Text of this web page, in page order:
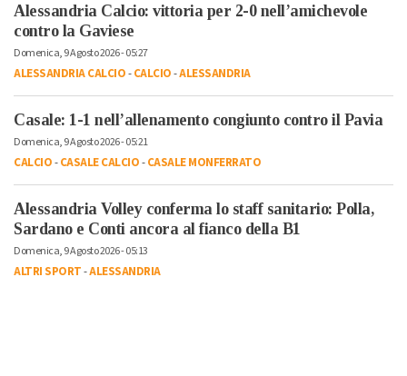
Alessandria Calcio: vittoria per 2-0 nell’amichevole
contro la Gaviese
Domenica, 9 Agosto 2026 - 05:27
ALESSANDRIA CALCIO-CALCIO-ALESSANDRIA
Casale: 1-1 nell’allenamento congiunto contro il Pavia
Domenica, 9 Agosto 2026 - 05:21
CALCIO-CASALE CALCIO-CASALE MONFERRATO
Alessandria Volley conferma lo staff sanitario: Polla,
Sardano e Conti ancora al fianco della B1
Domenica, 9 Agosto 2026 - 05:13
ALTRI SPORT-ALESSANDRIA